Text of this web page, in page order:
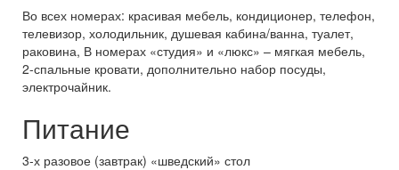
Во всех номерах: красивая мебель, кондиционер, телефон,
телевизор, холодильник, душевая кабина/ванна, туалет,
раковина, В номерах «студия» и «люкс» – мягкая мебель,
2-спальные кровати, дополнительно набор посуды,
электрочайник.
Питание
3-х разовое (завтрак) «шведский» стол